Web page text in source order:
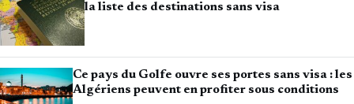
la liste des destinations sans visa
Ce pays du Golfe ouvre ses portes sans visa : les
Algériens peuvent en profiter sous conditions